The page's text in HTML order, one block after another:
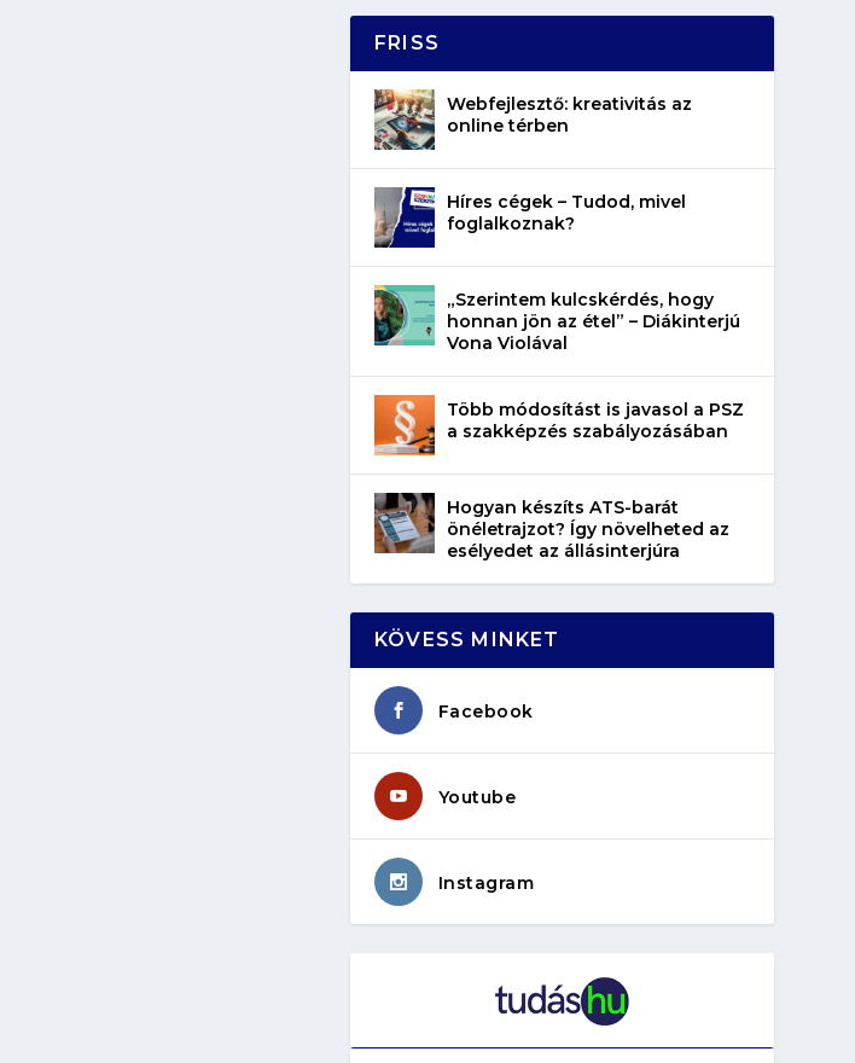
FRISS
Webfejlesztő: kreativitás az
online térben
Híres cégek – Tudod, mivel
foglalkoznak?
„Szerintem kulcskérdés, hogy
honnan jön az étel” – Diákinterjú
Vona Violával
Több módosítást is javasol a PSZ
a szakképzés szabályozásában
Hogyan készíts ATS-barát
önéletrajzot? Így növelheted az
esélyedet az állásinterjúra
KÖVESS MINKET
Facebook
Youtube
Instagram